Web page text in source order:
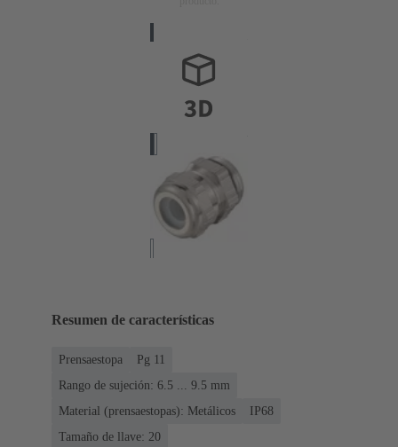
Resumen de características
Prensaestopa
Pg 11
Rango de sujeción: 6.5 ... 9.5 mm
Material (prensaestopas): Metálicos
IP68
Tamaño de llave: 20